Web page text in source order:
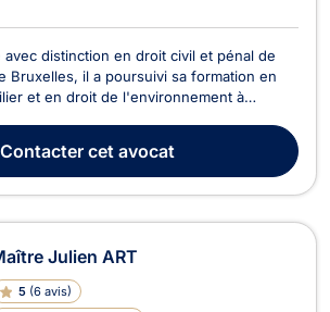
avec distinction en droit civil et pénal de
Bruxelles, il a poursuivi sa formation en
et en droit de l'environnement à
Maître Soufiane HLIL opère
en droi...
Contactercet avocat
Julien ART
5 (6 avis)